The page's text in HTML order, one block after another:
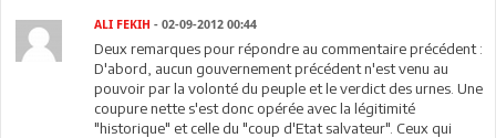
ALI FEKIH - 02-09-2012 00:44
Deux remarques pour répondre au commentaire précédent :
D'abord, aucun gouvernement précédent n'est venu au
pouvoir par la volonté du peuple et le verdict des urnes. Une
coupure nette s'est donc opérée avec la légitimité
"historique" et celle du "coup d'Etat salvateur". Ceux qui